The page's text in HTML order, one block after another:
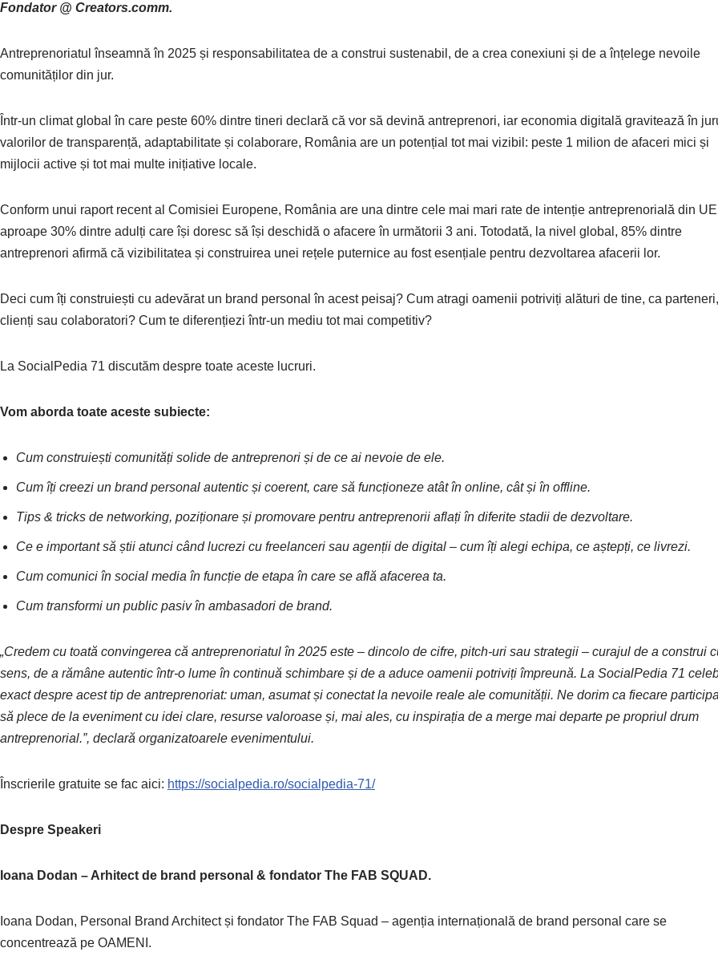
Fondator @ Creators.comm.
Antreprenoriatul înseamnă în 2025 și responsabilitatea de a construi sustenabil, de a crea conexiuni și de a înțelege nevoile
comunităților din jur.
Într-un climat global în care peste 60% dintre tineri declară că vor să devină antreprenori, iar economia digitală gravitează în
valorilor de transparență, adaptabilitate și colaborare, România are un potențial tot mai vizibil: peste 1 milion de afaceri mici și
mijlocii active și tot mai multe inițiative locale.
Conform unui raport recent al Comisiei Europene, România are una dintre cele mai mari rate de intenție antreprenorială din
aproape 30% dintre adulți care își doresc să își deschidă o afacere în următorii 3 ani. Totodată, la nivel global, 85% dintre
antreprenori afirmă că vizibilitatea și construirea unei rețele puternice au fost esențiale pentru dezvoltarea afacerii lor.
Deci cum îți construiești cu adevărat un brand personal în acest peisaj? Cum atragi oamenii potriviți alături de tine, ca parteneri,
clienți sau colaboratori? Cum te diferențiezi într-un mediu tot mai competitiv?
La SocialPedia 71 discutăm despre toate aceste lucruri.
Vom aborda toate aceste subiecte:
Cum construiești comunități solide de antreprenori și de ce ai nevoie de ele.
Cum îți creezi un brand personal autentic și coerent, care să funcționeze atât în online, cât și în offline.
Tips & tricks de networking, poziționare și promovare pentru antreprenorii aflați în diferite stadii de dezvoltare.
Ce e important să știi atunci când lucrezi cu freelanceri sau agenții de digital – cum îți alegi echipa, ce aștepți, ce livrezi.
Cum comunici în social media în funcție de etapa în care se află afacerea ta.
Cum transformi un public pasiv în ambasadori de brand.
„Credem cu toată convingerea că antreprenoriatul în 2025 este – dincolo de cifre, pitch-uri sau strategii – curajul de a construi
sens, de a rămâne autentic într-o lume în continuă schimbare și de a aduce oamenii potriviți împreună. La SocialPedia 71
exact despre acest tip de antreprenoriat: uman, asumat și conectat la nevoile reale ale comunității. Ne dorim ca fiecare
să plece de la eveniment cu idei clare, resurse valoroase și, mai ales, cu inspirația de a merge mai departe pe propriul drum
antreprenorial.”, declară organizatoarele evenimentului.
Înscrierile gratuite se fac aici: https://socialpedia.ro/socialpedia-71/
Despre Speakeri
Ioana Dodan – Arhitect de brand personal & fondator The FAB SQUAD.
Ioana Dodan, Personal Brand Architect și fondator The FAB Squad – agenția internațională de brand personal care se
concentrează pe OAMENI.